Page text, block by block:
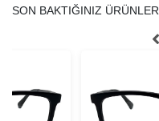
SON BAKTIĞINIZ ÜRÜNLER